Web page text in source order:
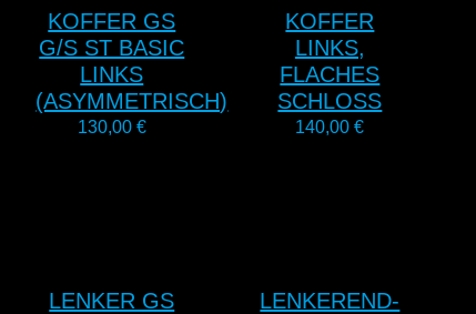
KOFFER GS
G/S ST BASIC
LINKS
(ASYMMETRISCH)
130,00 €
KOFFER
LINKS,
FLACHES
SCHLOSS
140,00€
LENKER GS
LENKEREND-